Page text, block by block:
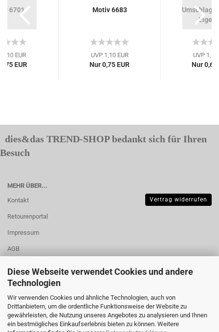
Diese Webseite verwendet Cookies und andere
Technologien
Wir verwenden Cookies und ähnliche Technologien, auch von
Drittanbietern, um die ordentliche Funktionsweise der Website zu
gewährleisten, die Nutzung unseres Angebotes zu analysieren und Ihnen
ein bestmögliches Einkaufserlebnis bieten zu können. Weitere
6701
1,10 EUR
EUR
Motiv 6683
UVP 1,10 EUR
Nur 0,75 EUR
UVP 1,25
Nur 0,65
dies&das TREND-SHOP bedankt sich für Ihren
Besuch
MEHR ÜBER...
Kontakt
Retourenportal
Impressum
AGB
Muster-
Widerrufsformular
Versand- &
Zahlungsbedingungen
Vertrag widerrufen